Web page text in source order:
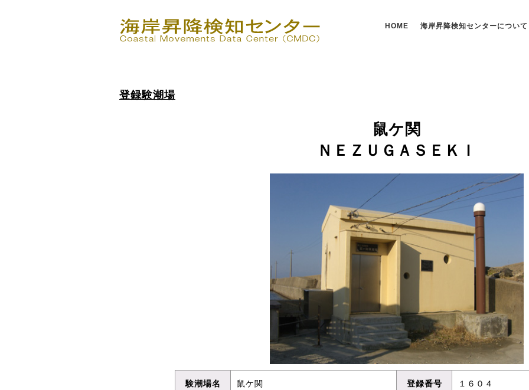
HOME 海岸昇降検知センターについて
登録験潮場
鼠ケ関
ＮＥＺＵＧＡＳＥＫＩ
験潮場名 鼠ケ関 登録番号 １６０４